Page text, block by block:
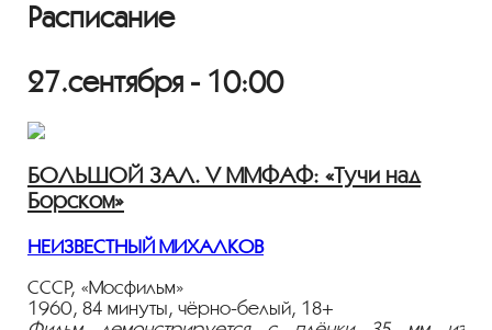
Расписание
27.сентября - 10:00
БОЛЬШОЙ ЗАЛ. V ММФАФ: «Тучи над
Борском»
НЕИЗВЕСТНЫЙ МИХАЛКОВ
СССР, «Мосфильм»
1960, 84 минуты, чёрно-белый, 18+